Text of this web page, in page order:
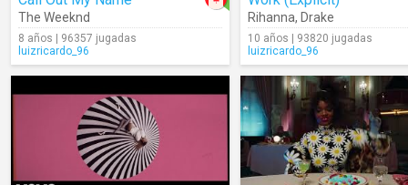
The Weeknd
8 años | 96357 jugadas
luizricardo_96
Rihanna, Drake
10 años | 93820 jugadas
luizricardo_96